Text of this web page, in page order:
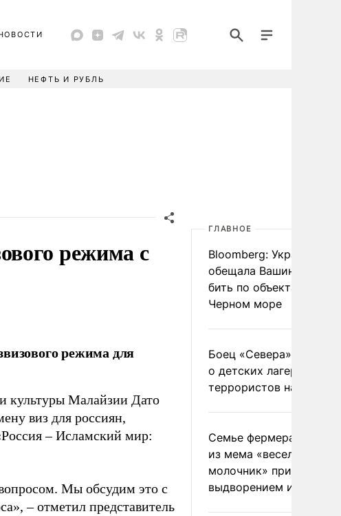
НЕФТЬ И РУБЛЬ
режима с
режима для
культуры Малайзии Дато
виз для россиян,
– Исламский мир:
Мы обсудим это с
– отметил представитель
ГЛАВНОЕ
Bloomberg: Украина
обещала Вашингтону не
бить по объектам КТК в
Черном море
Боец «Севера»
о детских лагерях
террористов на
Семье фермера
из мема «веселый
молочник» пригрозили
выдворением из